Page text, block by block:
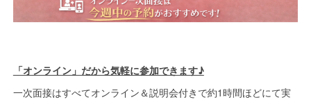
「オンライン」だから気軽に参加できます♪
一次面接はすべてオンライン＆説明会付きで約1時間ほどにて実